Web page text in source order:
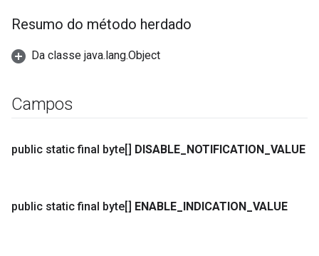
Resumo do método herdado
Da classe java.lang.Object
Campos
public static final byte[] DISABLE NOTIFICATION VALUE
public static final byte[] ENABLE INDICATION VALUE